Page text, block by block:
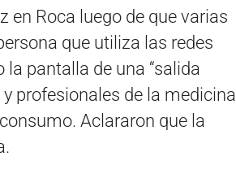
en Roca luego de que varias
que utiliza las redes
pantalla de una “salida
profesionales de la medicina
Aclararon que la